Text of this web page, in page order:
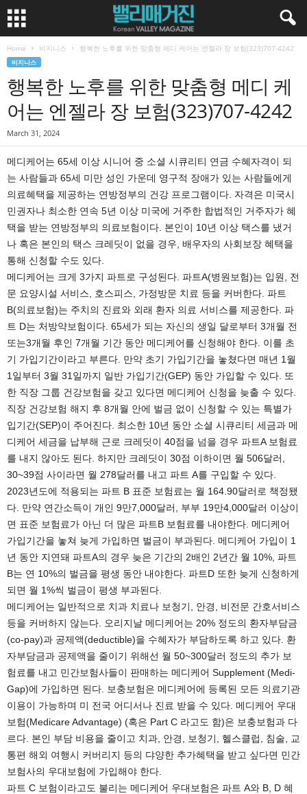
Home 비지니스 행복한 노후를 위한 맞춤형 메디 케어는 엔젤라 장 보험(323)707-4242
비지니스
행복한 노후를 위한 맞춤형 메디 케
어는 엔젤라 장 보험(323)707-4242
March 31, 2024
메디케어는 65세 이상 시니어 중 소셜 시큐리티 연금 수혜자격이 되
는 사람들과 65세 미만 성인 가운데 영구적 장애가 있는 사람들에게
의료혜택을 제공하는 연방정부의 건강 프로그램이다. 자격은 미국시
민권자나 최소한 연속 5년 이상 미국에 거주한 합법적인 거주자가 혜
택을 받는 연방정부의 의료보험이다. 본인이 10년 이상 택스를 냈거
나 혹은 본인의 택스 크레딧이 없을 경우, 배우자의 사회보장 혜택을
통해 신청할 수도 있다.
메디케어는 크게 3가지 파트로 구성된다. 파트A(병원보험)는 입원, 전
문 요양시설 서비스, 호스피스, 가정방문 치료 등을 커버한다. 파트
B(의료보험)는 주치의 진료와 외래 환자 의료 서비스를 제공한다. 파
트 D는 처방약보험이다. 65세가 되는 자신의 생일 달로부터 3개월 전
또는3개월 후인 7개월 기간 동안 메디케어를 신청해야 한다. 이를 초
기 가입기간이라고 부른다. 만약 초기 가입기간을 놓쳤다면 매년 1월
1일부터 3월 31일까지 일반 가입기간(GEP) 동안 가입할 수 있다. 또
한 직장 그룹 건강보험을 갖고 있다면 메디케어 신청을 늦출 수 있다.
직장 건강보험 해지 후 8개월 안에 벌금 없이 신청할 수 있는 특별가
입기간(SEP)이 주어진다. 최소한 10년 동안 소셜 시큐리티 세금과 메
디케어 세금을 납부해 근로 크레딧이 40점을 넘을 경우 파트A 보험료
를 내지 않아도 된다. 하지만 크레딧이 30점 이하이면 월 506달러,
30~39점 사이라면 월 278달러를 내고 파트 A를 구입할 수 있다.
2023년도에 적용되는 파트 B 표준 보험료는 월 164.90달러로 책정됐
다. 만약 연간소득이 개인 9만7,000달러, 부부 19만4,000달러 이상이
면 표준 보험료가 아닌 더 많은 파트B 보험료를 내야한다. 메디케어
가입기간을 놓쳐 늦게 가입하면 벌금이 부과된다. 메디케어 가입이 1
년 동안 지연돼 파트A의 경우 늦은 기간의 2배인 2년간 월 10%, 파트
B는 연 10%의 벌금을 평생 동안 내야한다. 파트D 또한 늦게 신청하게
되면 월 1%씩 벌금이 평생 부과된다.
메디케어는 일반적으로 치과 치료나 보청기, 안경, 비전문 간호서비스
등을 커버하지 않는다. 오리지날 메디케어는 20% 정도의 환자부담금
(co-pay)과 공제액(deductible)을 수혜자가 부담하도록 하고 있다. 환
자부담금과 공제액을 줄이기 위해선 월 50~300달러 정도의 추가 보
험료를 내고 민간보험사들이 판매하는 메디케어 Supplement (Medi-
Gap)에 가입하면 된다. 보충보험은 메디케어에 등록된 모든 의료기관
이용이 가능하며 미 전국 어디서나 진료 받을 수 있다. 메디케어 우대
보험(Medicare Advantage) (혹은 Part C 라고도 함)은 보충보험과 다
르다. 본인 부담 비용을 줄이고 치과, 안경, 보청기, 헬스클럽, 침술, 교
통편 해외 여행시 커버리지 등의 댜양한 추가혜택을 받고 싶다면 민간
보험사의 우대보험에 가입해야 한다.
파트 C 보험이라고도 불리는 메디케어 우대보험은 파트 A와 B, D 혜